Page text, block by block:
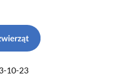
10-23